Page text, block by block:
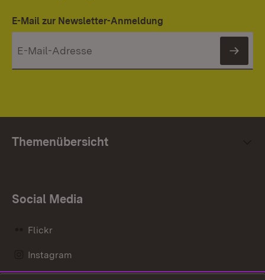
E-Mail zur Newsletter-Anmeldung
Themenübersicht
Social Media
Flickr
Instagram